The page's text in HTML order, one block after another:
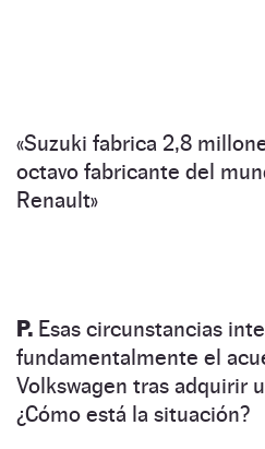
«Suzuki fabrica 2,8
octavo fabricante del
Renault»
P. Esas circunstancias
fundamentalmente el
Volkswagen tras adquirir
¿Cómo está la situación?